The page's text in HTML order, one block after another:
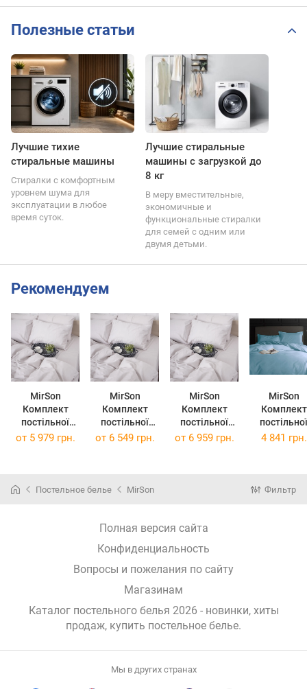
Полезные статьи
Лучшие тихие
стиральные машины
Стиралки с комфортным
уровнем шума для
эксплуатации в любое
время суток.
Лучшие стиральные
машины с загрузкой до
8 кг
В меру вместительные,
экономичные и
функциональные стиралки
для семей с одним или
двумя детьми.
Рекомендуем
MirSon
Комплект
постільної
білизни Satin
MirSon
Комплект
постільної
білизни Satin
MirSon
Комплект
постільної
білизни Satin
MirSon
Комплект
постільної
білизни Сатин
от 5 979 грн. от 6 549 грн. от 6 959 грн. 4 841 грн.
Постельное белье MirSon Фильтр
Полная версия сайта
Конфиденциальность
Вопросы и пожелания по сайту
Магазинам
Каталог постельного белья 2026 - новинки, хиты
продаж, купить постельное белье.
Мы в других странах